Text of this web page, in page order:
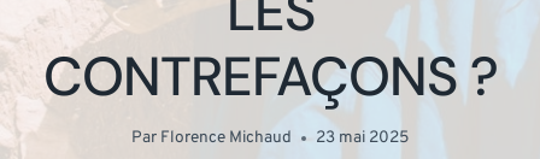
CONTREFAÇONS ?
Par Florence Michaud 23 mai 2025